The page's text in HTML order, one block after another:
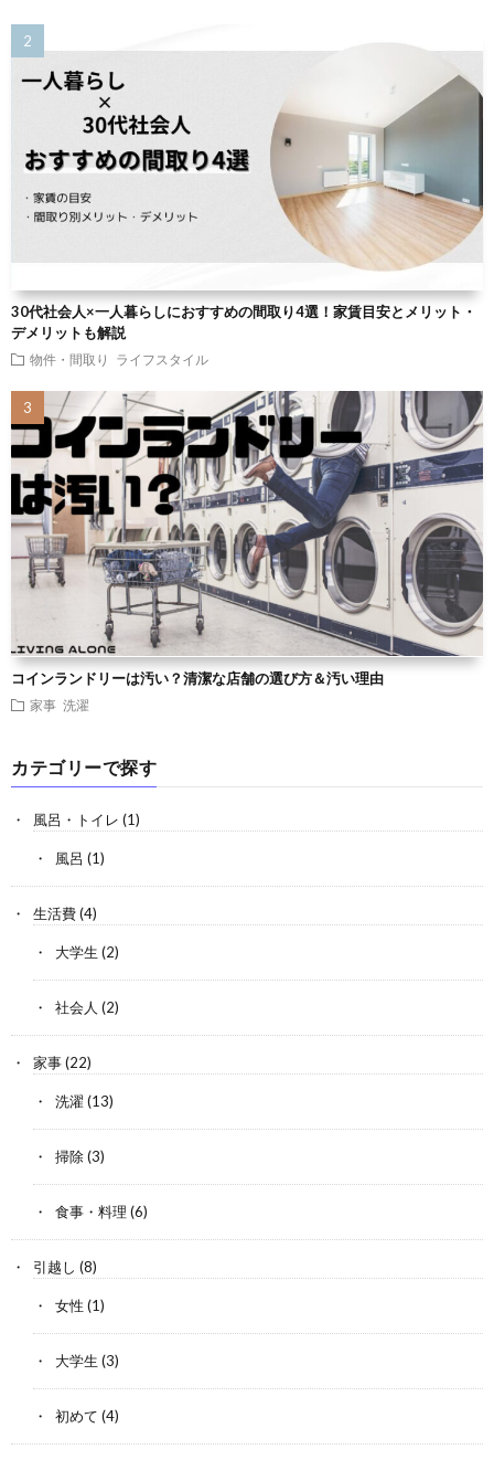
30代社会人×一人暮らしにおすすめの間取り4選！家賃目安とメリット・
デメリットも解説
物件・間取り ライフスタイル
コインランドリーは汚い？清潔な店舗の選び方＆汚い理由
家事 洗濯
カテゴリーで探す
風呂・トイレ (1)
風呂 (1)
生活費(4)
大学生 (2)
社会人 (2)
家事(22)
洗濯 (13)
掃除(3)
食事・料理 (6)
引越し (8)
女性 (1)
大学生 (3)
初めて (4)